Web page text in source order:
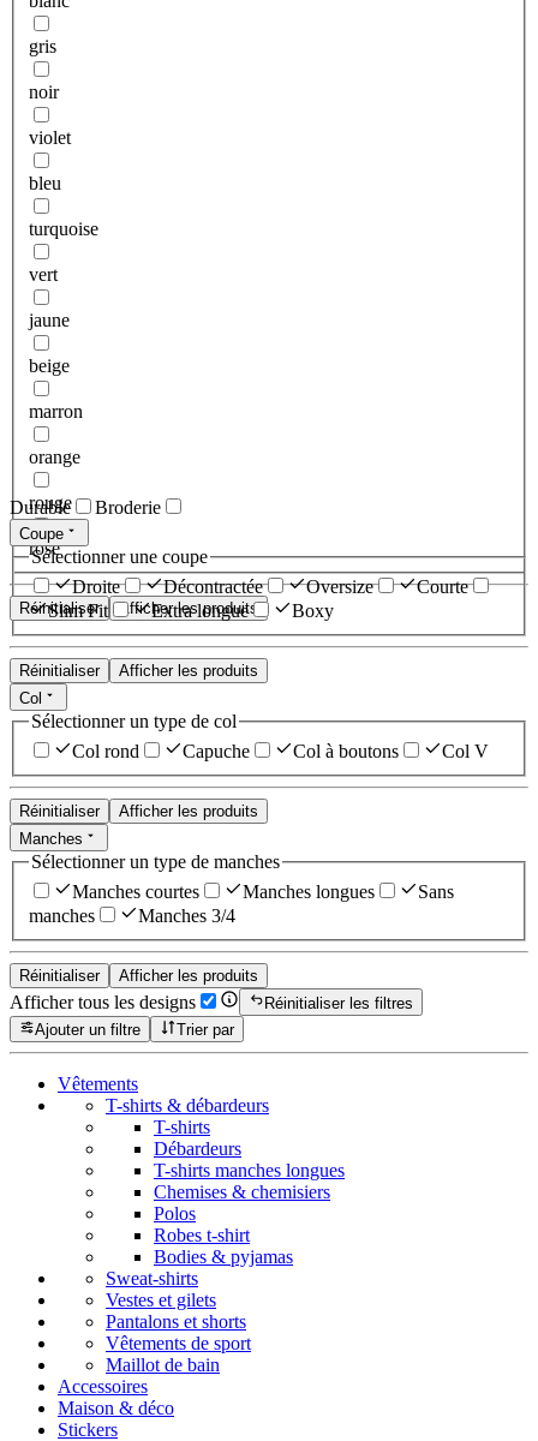
gris
noir
violet
bleu
turquoise
vert
jaune
beige
marron
orange
rouge
rose
Réinitialiser Afficher les produits
Durable Broderie
Coupe
Sélectionner une coupe
Droite
Décontractée Oversize
Courte
Slim Fit
Extra longue Boxy
Réinitialiser
Afficher les produits
Col
Sélectionner un type de col
Col rond
Capuche Col à boutons Col V
Réinitialiser
Afficher les produits
Manches
Sélectionner un type de manches
Manches courtes
Manches longues
Sans
manches
Manches 3/4
Réinitialiser Afficher les produits
Afficher tous les designs
Réinitialiser les filtres
Ajouter un filtre
Trier par
Vêtements
T-shirts & débardeurs
T-shirts
Débardeurs
T-shirts manches longues
Chemises & chemisiers
Polos
Robes t-shirt
Bodies & pyjamas
Sweat-shirts
Vestes et gilets
Pantalons et shorts
Vêtements de sport
Maillot de bain
Accessoires
Maison & déco
Stickers